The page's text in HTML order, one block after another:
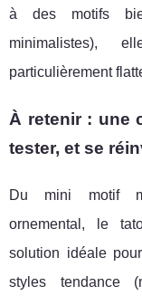
à des motifs
minimalistes),
particulièrement
À retenir : une
tester, et se
Du mini motif
ornemental, le
solution idéale pour
styles tendance